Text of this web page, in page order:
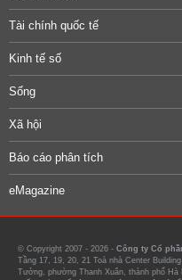
Tài chính quốc tế
Kinh tế số
Sống
Xã hội
Báo cáo phân tích
eMagazine
© Copyright 2007 - 2026 - Công ty Cổ
Tầng 17, 19, 20, 21 Toà nhà Center
Tưởng, phường Thanh Xuân, thành phố Hà